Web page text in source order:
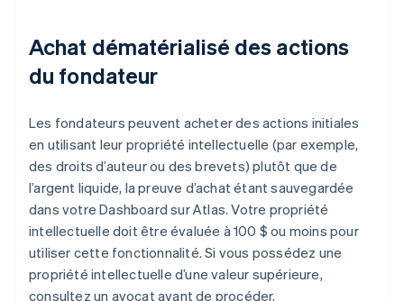
Achat dématérialisé des actions
du fondateur
Les fondateurs peuvent acheter des actions initiales
en utilisant leur propriété intellectuelle (par exemple,
des droits d’auteur ou des brevets) plutôt que de
l’argent liquide, la preuve d’achat étant sauvegardée
dans votre Dashboard sur Atlas. Votre propriété
intellectuelle doit être évaluée à 100 $ ou moins pour
utiliser cette fonctionnalité. Si vous possédez une
propriété intellectuelle d’une valeur supérieure,
consultez un avocat avant de procéder.